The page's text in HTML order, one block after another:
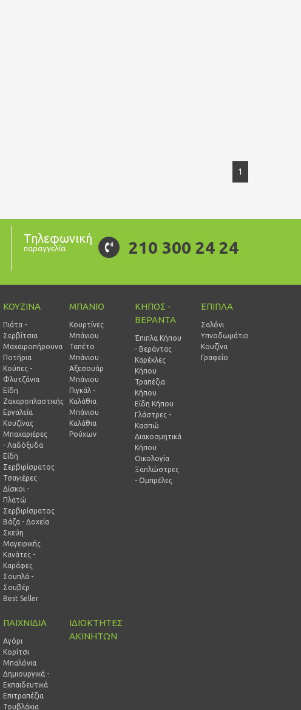
1
Τηλεφωνική
παραγγελία 210 300 24 24
ΚΟΥΖΙΝΑ
Πιάτα -
Σερβίτσια
Μαχαιροπήρουνα
Ποτήρια
Κούπες -
Φλυτζάνια
Είδη
Ζαχαροπλαστικής
Εργαλεία
Κουζίνας
Μπαχαριέρες
- Λαδόξυδα
Είδη
Σερβιρίσματος
Τσαγιέρες
Δίσκοι -
Πλατώ
Σερβιρίσματος
Βάζα - Δοχεία
Σκεύη
Μαγειρικής
Κανάτες -
Καράφες
Σουπλά -
Σουβέρ
Best Seller
ΜΠΑΝΙΟ
Κουρτίνες
Μπάνιου
Ταπέτο
Μπάνιου
Αξεσουάρ
Μπάνιου
Πιγκάλ -
Καλάθια
Μπάνιου
Καλάθια
Ρούχων
ΚΗΠΟΣ -
ΒΕΡΑΝΤΑ
Έπιπλα Κήπου
- Βεράντας
Καρέκλες
Κήπου
Τραπέζια
Κήπου
Είδη Κήπου
Γλάστρες -
Κασπώ
Διακοσμητικά
Κήπου
Οικολογία
Ξαπλώστρες
- Ομπρέλες
ΕΠΙΠΛΑ
Σαλόνι
Υπνοδωμάτιο
Κουζίνα
Γραφείο
ΠΑΙΧΝΙΔΙΑ
Αγόρι
Κορίτσι
Μπαλόνια
Δημιουργικά -
Εκπαιδευτικά
Επιτραπέζια
Τουβλάκια
ΙΔΙΟΚΤΗΤΕΣ
ΑΚΙΝΗΤΩΝ